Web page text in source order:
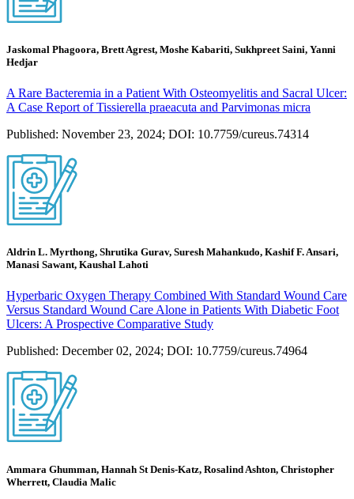
Jaskomal Phagoora, Brett Agrest, Moshe Kabariti, Sukhpreet Saini, Yanni
Hedjar
A Rare Bacteremia in a Patient With Osteomyelitis and Sacral Ulcer:
A Case Report of Tissierella praeacuta and Parvimonas micra
Published: November 23, 2024; DOI: 10.7759/cureus.74314
Aldrin L. Myrthong, Shrutika Gurav, Suresh Mahankudo, Kashif F. Ansari,
Manasi Sawant, Kaushal Lahoti
Hyperbaric Oxygen Therapy Combined With Standard Wound Care
Versus Standard Wound Care Alone in Patients With Diabetic Foot
Ulcers: A Prospective Comparative Study
Published: December 02, 2024; DOI: 10.7759/cureus.74964
Ammara Ghumman, Hannah St Denis-Katz, Rosalind Ashton, Christopher
Wherrett, Claudia Malic